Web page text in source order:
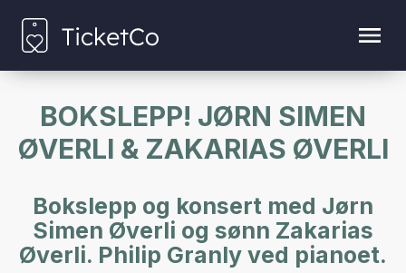
BOKSLEPP! JØRN SIMEN
ØVERLI & ZAKARIAS ØVERLI
Bokslepp og konsert med Jørn
Simen Øverli og sønn Zakarias
Øverli. Philip Granly ved pianoet.